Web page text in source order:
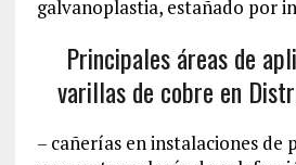
galvanoplastia, estañado por
Principales áreas de
varillas de cobre en
– cañerías en instalaciones de